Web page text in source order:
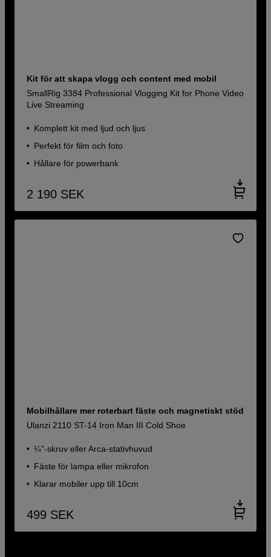
Kit för att skapa vlogg och content med mobil
SmallRig 3384 Professional Vlogging Kit for Phone Video
Live Streaming
Komplett kit med ljud och ljus
Perfekt för film och foto
Hållare för powerbank
2 190 SEK
Mobilhållare mer roterbart fäste och magnetiskt stöd
Ulanzi 2110 ST-14 Iron Man III Cold Shoe
¼”-skruv eller Arca-stativhuvud
Fäste för lampa eller mikrofon
Klarar mobiler upp till 10cm
499 SEK